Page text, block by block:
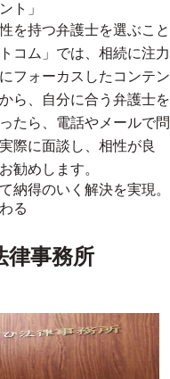
ト」
を持つ弁護士を選ぶこと
コム」では、相続に注力
フォーカスしたコンテン
ら、自分に合う弁護士を
たら、電話やメールで問
際に面談し、相性が良
勧めします。
納得のいく解決を実現。
る
律事務所